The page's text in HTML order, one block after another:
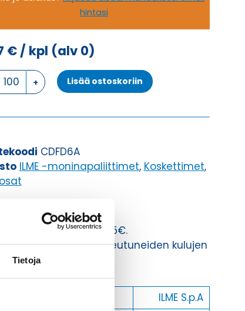
Tietoja
hintasi
€/ kpl (alv 0)
CDFD
Lisää ostoskoriin
CDFD6A
ILME -moninapaliittimet, Koskettimet,
35kg:n asti 25€.
toimituskulut toteutuneiden kulujen
ILME S.p.A